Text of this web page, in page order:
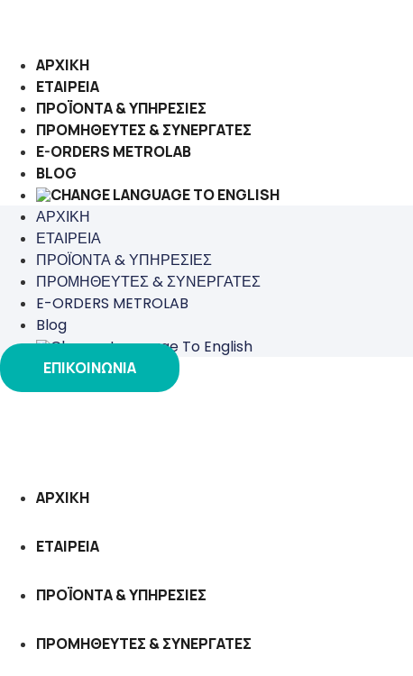
ΑΡΧΙΚΗ
ΕΤΑΙΡΕΙΑ
ΠΡΟΪΟΝΤΑ & ΥΠΗΡΕΣΙΕΣ
ΠΡΟΜΗΘΕΥΤΕΣ & ΣΥΝΕΡΓΑΤΕΣ
E-ORDERS METROLAB
BLOG
ΑΡΧΙΚΗ
ΕΤΑΙΡΕΙΑ
ΠΡΟΪΟΝΤΑ & ΥΠΗΡΕΣΙΕΣ
ΠΡΟΜΗΘΕΥΤΕΣ & ΣΥΝΕΡΓΑΤΕΣ
E-ORDERS METROLAB
Blog
ΕΠΙΚΟΙΝΩΝΙΑ
ΑΡΧΙΚΗ
ΕΤΑΙΡΕΙΑ
ΠΡΟΪΟΝΤΑ & ΥΠΗΡΕΣΙΕΣ
ΠΡΟΜΗΘΕΥΤΕΣ & ΣΥΝΕΡΓΑΤΕΣ